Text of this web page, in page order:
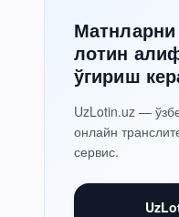
лотин
ўгириш
UzLotin.uz —
онлайн
сервис.